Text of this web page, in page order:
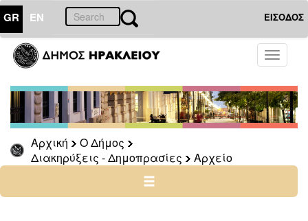
GR EN ΕΙΣΟΔΟΣ
Toggle
Αρχική
Ο Δήμος
Διακηρύξεις - Δημοπρασίες
Αρχείο
ΔΗΜΟΣ
Διακηρύξεις
-
Δημοπρασίες
Αρχείο
2026
2024